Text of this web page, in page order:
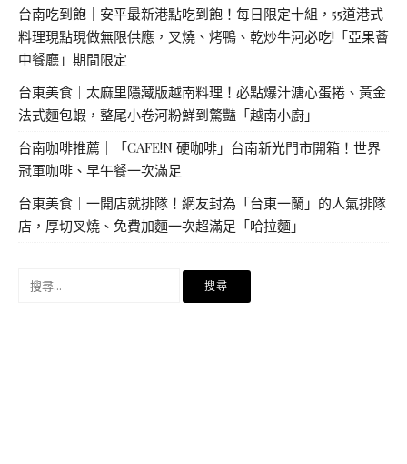
台南吃到飽｜安平最新港點吃到飽！每日限定十組，55道港式
料理現點現做無限供應，叉燒、烤鴨、乾炒牛河必吃!「亞果薈
中餐廳」期間限定
台東美食｜太麻里隱藏版越南料理！必點爆汁溏心蛋捲、黃金
法式麵包蝦，整尾小卷河粉鮮到驚豔「越南小廚」
台南咖啡推薦｜「CAFE!N 硬咖啡」台南新光門市開箱！世界
冠軍咖啡、早午餐一次滿足
台東美食｜一開店就排隊！網友封為「台東一蘭」的人氣排隊
店，厚切叉燒、免費加麵一次超滿足「哈拉麵」